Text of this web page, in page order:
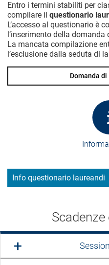
Entro i termini stabiliti per
compilare il questionario
L’accesso al questionario è
l’inserimento della domanda
La mancata compilazione
l’esclusione dalla seduta di
Domanda
Info questionario laureandi
Scadenze